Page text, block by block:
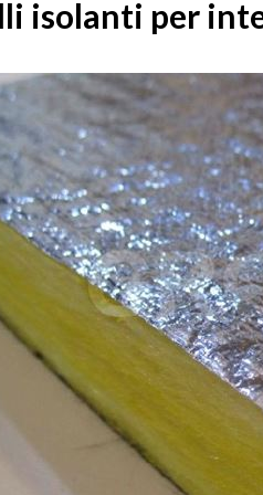
isolanti per